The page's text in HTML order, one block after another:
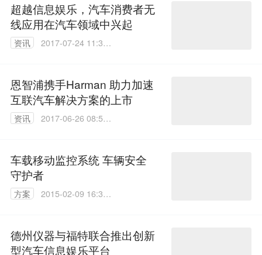
超越信息娱乐，汽车消费者无
线应用在汽车领域中兴起
资讯
2017-07-24 11:31:
恩智浦携手Harman 助力加速
互联汽车解决方案的上市
资讯
2017-06-26 08:50:
车载移动监控系统 车辆安全
守护者
方案
2015-02-09 16:36:
德州仪器与福特联合推出创新
型汽车信息娱乐平台